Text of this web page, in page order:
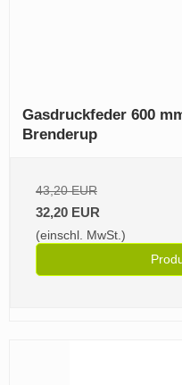
Gasdruckfeder 600
Brenderup
43,20 EUR
32,20 EUR
(einschl. MwSt.)